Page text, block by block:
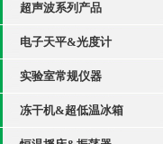
超声波系列产品
电子天平&光度计
实验室常规仪器
冻干机&超低温冰箱